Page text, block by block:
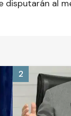
disputarán al
2